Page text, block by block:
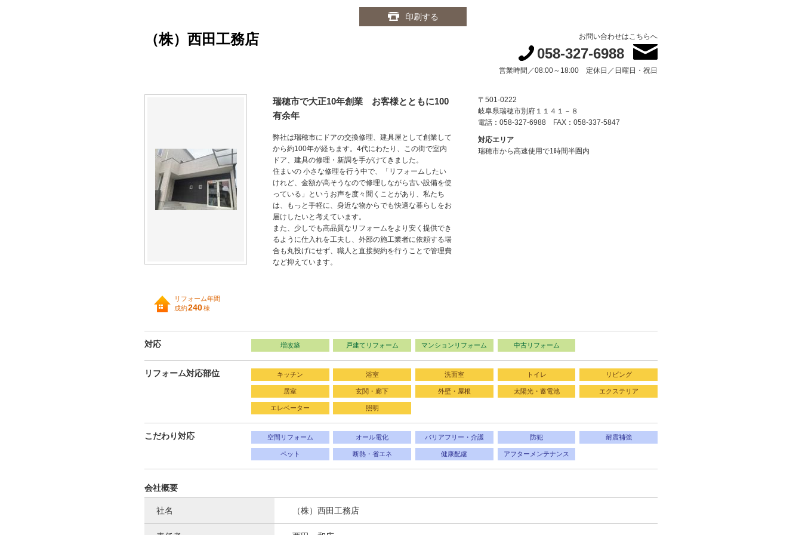
（株）西田工務店 お問い合わせはこちらへ
058-327-6988
営業時間／08:00～18:00 定休日／日曜日・祝日
瑞穂市で大正10年創業 お客様とともに100
有余年
弊社は瑞穂市にドアの交換修理、建具屋として創業して
から約100年が経ちます。4代にわたり、この街で室内
ドア、建具の修理・新調を手がけてきました。
住まいの 小さな修理を行う中で、「リフォームしたい
けれど、金額が高そうなので修理しながら古い設備を使
っている」というお声を度々聞くことがあり、私たち
は、もっと手軽に、身近な物からでも快適な暮らしをお
届けしたいと考えています。
また、少しでも高品質なリフォームをより安く提供でき
るように仕入れを工夫し、外部の施工業者に依頼する場
合も丸投げにせず、職人と直接契約を行うことで管理費
など抑えています。
〒501-0222
岐阜県瑞穂市別府１１４１－８
電話：058-327-6988 FAX：058-337-5847
対応エリア
瑞穂市から高速使用で1時間半圏内
リフォーム年間
成約240棟
対応 増改築 戸建てリフォーム マンションリフォーム 中古リフォーム
リフォーム対応部位 キッチン 浴室 洗面室 トイレ リビング
居室 玄関・廊下 外壁・屋根 太陽光・蓄電池 エクステリア
エレベーター 照明
こだわり対応 空間リフォーム オール電化 バリアフリー・介護 防犯 耐震補強
ペット 断熱・省エネ 健康配慮 アフターメンテナンス
会社概要
社名 （株）西田工務店
印刷する